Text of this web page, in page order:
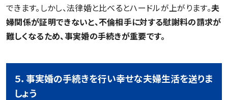
できます。しかし、法律婚と比べるとハードルが上がります。夫
婦関係が証明できないと、不倫相手に対する慰謝料の請求が
難しくなるため、事実婚の手続きが重要です。
５．事実婚の手続きを行い幸せな夫婦生活を送りま
しょう